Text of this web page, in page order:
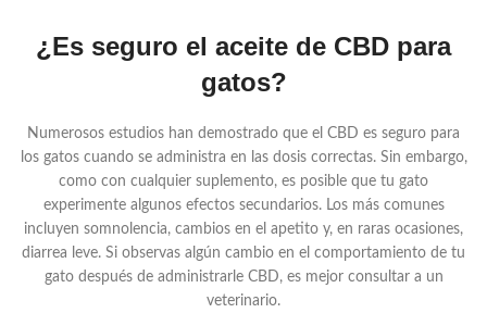
¿Es seguro el aceite de CBD para
gatos?
Numerosos estudios han demostrado que el CBD es seguro para
los gatos cuando se administra en las dosis correctas. Sin embargo,
como con cualquier suplemento, es posible que tu gato
experimente algunos efectos secundarios. Los más comunes
incluyen somnolencia, cambios en el apetito y, en raras ocasiones,
diarrea leve. Si observas algún cambio en el comportamiento de tu
gato después de administrarle CBD, es mejor consultar a un
veterinario.